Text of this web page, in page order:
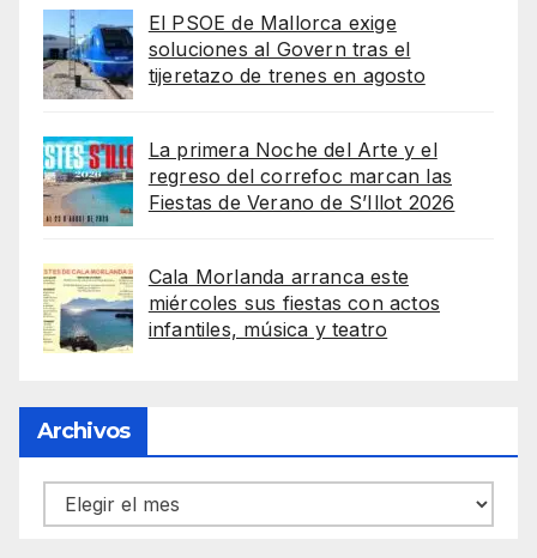
El PSOE de Mallorca exige
soluciones al Govern tras el
tijeretazo de trenes en agosto
La primera Noche del Arte y el
regreso del correfoc marcan las
Fiestas de Verano de S’Illot 2026
Cala Morlanda arranca este
miércoles sus fiestas con actos
infantiles, música y teatro
Archivos
Archivos